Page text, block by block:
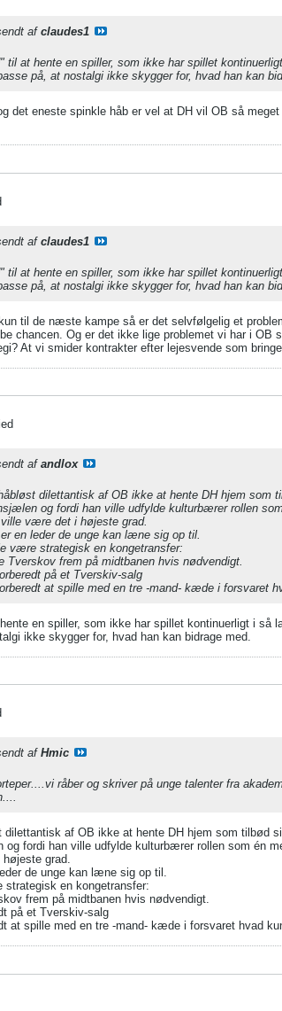
af claudes1
til at hente en spiller, som ikke har spillet
på, at nostalgi ikke skygger for, hvad han kan
det eneste spinkle håb er vel at DH vil OB så
af claudes1
til at hente en spiller, som ikke har spillet
på, at nostalgi ikke skygger for, hvad han kan
til de næste kampe så er det selvfølgelig et
chancen. Og er det ikke lige problemet vi har i OB
At vi smider kontrakter efter lejesvende som
af andlox
dilettantisk af OB ikke at hente DH hjem som
og fordi han ville udfylde kulturbærer rollen
være det i højeste grad.
en leder de unge kan læne sig op til.
være strategisk en kongetransfer:
Tverskov frem på midtbanen hvis nødvendigt.
på et Tverskiv-salg
at spille med en tre -mand- kæde i forsvaret
en spiller, som ikke har spillet kontinuerligt i
ikke skygger for, hvad han kan bidrage med.
af Hmic
råber og skriver på unge talenter fra
dilettantisk af OB ikke at hente DH hjem som tilbød
og fordi han ville udfylde kulturbærer rollen som én
grad.
de unge kan læne sig op til.
en kongetransfer:
frem på midtbanen hvis nødvendigt.
på et Tverskiv-salg
at spille med en tre -mand- kæde i forsvaret hvad